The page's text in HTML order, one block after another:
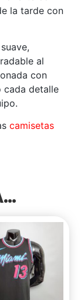
la tarde con
al
con
cada detalle
camisetas